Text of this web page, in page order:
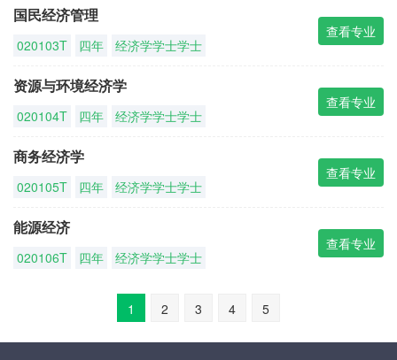
国民经济管理
020103T 四年 经济学学士学士
查看专业
资源与环境经济学
020104T 四年 经济学学士学士
查看专业
商务经济学
020105T 四年 经济学学士学士
查看专业
能源经济
020106T 四年 经济学学士学士
查看专业
1 2 3 4 5